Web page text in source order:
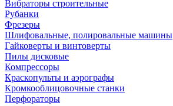
Вибраторы строительные
Рубанки
Фрезеры
Шлифовальные, полировальные машины
Гайковерты и винтоверты
Пилы дисковые
Компрессоры
Краскопульты и аэрографы
Кромкооблицовочные станки
Перфораторы